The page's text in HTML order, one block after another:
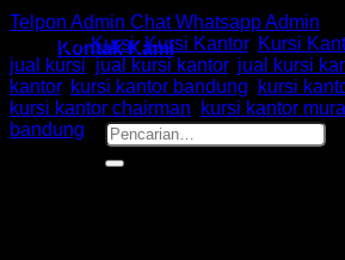
Kontak Kami
Pencarian
untuk:
Telpon Admin Chat Whatsapp Admin
Kategori:Kursi,Kursi Kantor, Kursi
jual kursi jual kursi kantor, jual kursi
kantor, kursi kantor bandung kursi
kursi kantor chairman
kursi kantor
bandung